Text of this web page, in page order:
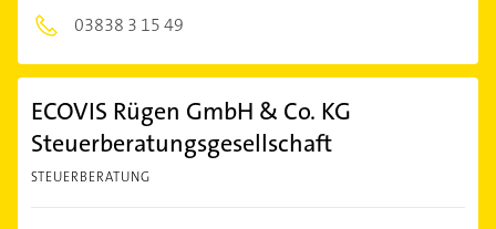
03838 3 15 49
ECOVIS Rügen GmbH & Co. KG
Steuerberatungsgesellschaft
STEUERBERATUNG